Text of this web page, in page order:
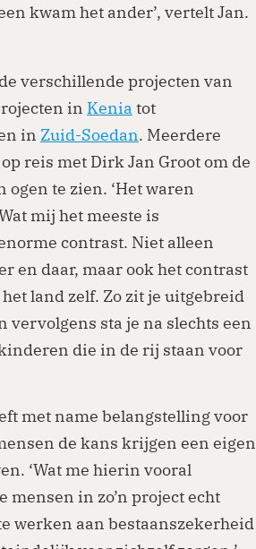
kwam het ander’, vertelt Jan.
verschillende projecten van
in Kenia tot
in Zuid-Soedan. Meerdere
reis met Dirk Jan Groot om de
te zien. ‘Het waren
mij het meeste is
contrast. Niet alleen
en daar, maar ook het contrast
land zelf. Zo zit je uitgebreid
vervolgens sta je na slechts een
die in de rij staan voor
met name belangstelling voor
de kans krijgen een eigen
‘Wat me hierin vooral
mensen in zo’n project echt
werken aan bestaanszekerheid